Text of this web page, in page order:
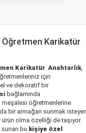
Öğretmen Karikatür
Karikatür Anahtarlık,
için
ve dekoratif bir
bağlamında
meşalesi öğretmenlerine
bir armağan sunmak
olma özelliği de taşıyor.
bu kişiye özel